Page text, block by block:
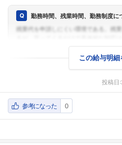
勤務時間、残業時間、勤務制度に
この給与明細
投稿日:
参考になった 0